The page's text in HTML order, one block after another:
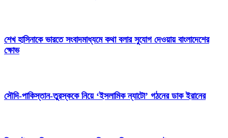
শেখ হাসিনাকে ভারতে সংবাদমাধ্যমে কথা বলার সুযোগ দেওয়ায় বাংলাদেশের
ক্ষোভ
সৌদি-পাকিস্তান-তুরস্ককে নিয়ে ‘ইসলামিক ন্যাটো’ গঠনের ডাক ইরানের